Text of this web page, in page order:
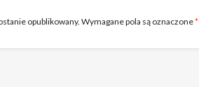
opublikowany. Wymagane pola są oznaczone*